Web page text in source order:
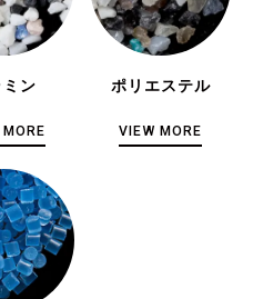
ミン ポリエステル
VIEW MORE